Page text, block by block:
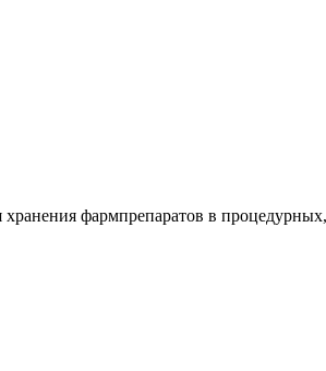
хранения фармпрепаратов в